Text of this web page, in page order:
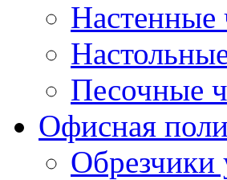
Настенные
Песочные
Офисная
Обрезчики